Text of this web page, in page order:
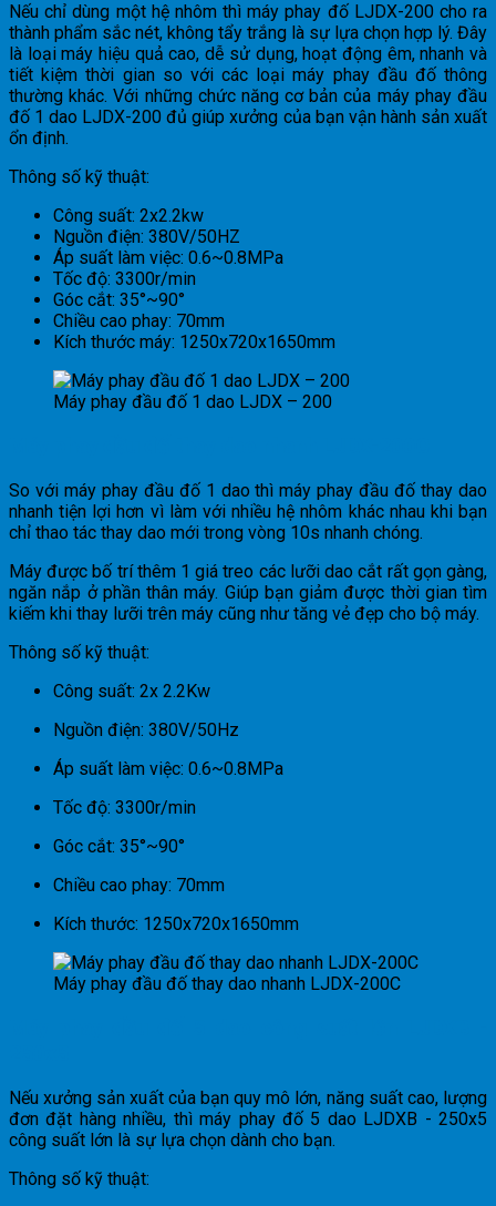
Nếu chỉ dùng một hệ nhôm thì máy phay đố LJDX-200 cho ra
thành phẩm sắc nét, không tẩy trắng là sự lựa chọn hợp lý. Đây
là loại máy hiệu quả cao, dễ sử dụng, hoạt động êm, nhanh và
tiết kiệm thời gian so với các loại máy phay đầu đố thông
thường khác. Với những chức năng cơ bản của máy phay đầu
đố 1 dao LJDX-200 đủ giúp xưởng của bạn vận hành sản xuất
ổn định.
Thông số kỹ thuật:
Công suất: 2x2.2kw
Nguồn điện: 380V/50HZ
Áp suất làm việc: 0.6~0.8MPa
Tốc độ: 3300r/min
Góc cắt: 35°~90°
Chiều cao phay: 70mm
Kích thước máy: 1250x720x1650mm
Máy phay đầu đố 1 dao LJDX – 200
So với máy phay đầu đố 1 dao thì máy phay đầu đố thay dao
nhanh tiện lợi hơn vì làm với nhiều hệ nhôm khác nhau khi bạn
chỉ thao tác thay dao mới trong vòng 10s nhanh chóng.
Máy được bố trí thêm 1 giá treo các lưỡi dao cắt rất gọn gàng,
ngăn nắp ở phần thân máy. Giúp bạn giảm được thời gian tìm
kiếm khi thay lưỡi trên máy cũng như tăng vẻ đẹp cho bộ máy.
Thông số kỹ thuật:
Công suất: 2x 2.2Kw
Nguồn điện: 380V/50Hz
Áp suất làm việc: 0.6~0.8MPa
Tốc độ: 3300r/min
Góc cắt: 35°~90°
Chiều cao phay: 70mm
Kích thước: 1250x720x1650mm
Máy phay đầu đố thay dao nhanh LJDX-200C
Nếu xưởng sản xuất của bạn quy mô lớn, năng suất cao, lượng
đơn đặt hàng nhiều, thì máy phay đố 5 dao LJDXB - 250x5
công suất lớn là sự lựa chọn dành cho bạn.
Thông số kỹ thuật: